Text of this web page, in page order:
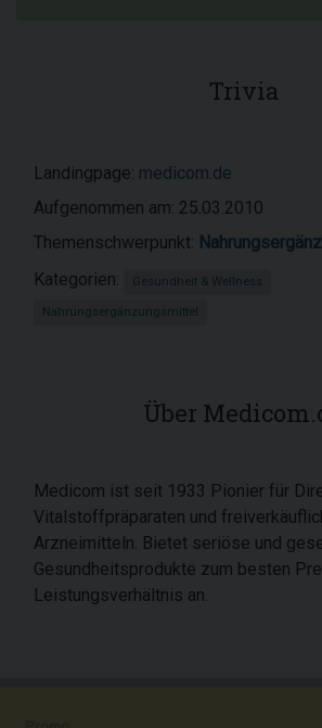
Trivia
Landingpage: medicom.de
Aufgenommen am: 25.03.2010
Themenschwerpunkt:
Kategorien:
Gesundheit & Wellness
Nahrungsergänzungsmittel
Über
Medicom ist seit 1933 Pionier für
Vitalstoffpräparaten und
Arzneimitteln. Bietet seriöse und
Gesundheitsprodukte zum besten
Leistungsverhältnis an.